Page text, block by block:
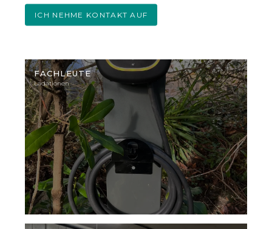
ICH NEHME KONTAKT AUF
Illustratives
Foto
FACHLEUTE
Ladationen